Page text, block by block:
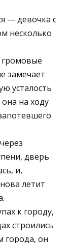
— девочка с
несколько
громовые
замечает
усталость
на ходу
дверь
и,
летит
к городу,
строились
города, он